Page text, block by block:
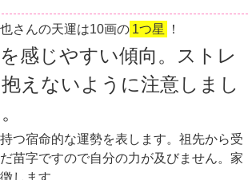
さんの天運は10画の 1つ星 ！
感じやすい傾向。ストレ
えないように注意しまし
つ宿命的な運勢を表します。祖先から受
苗字ですので自分の力が及びません。家
します。